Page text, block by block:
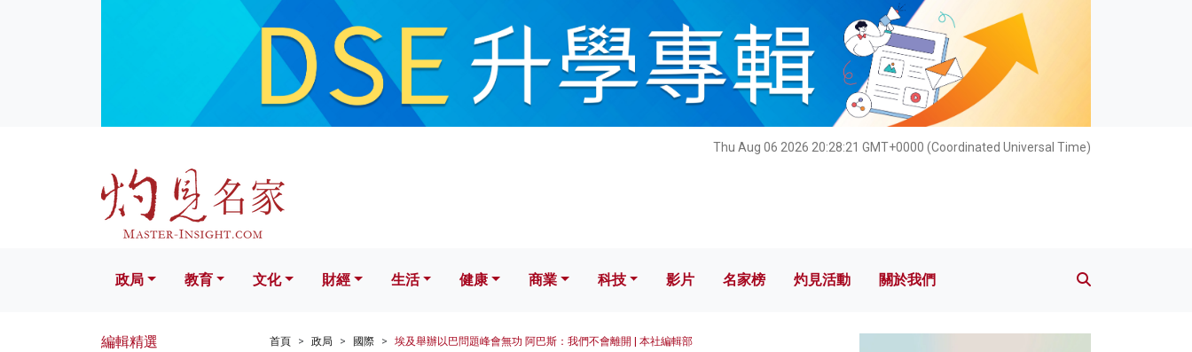
Thu Aug 06 2026 20:28:22 GMT+0000 (Coordinated Universal Time)
文化 財經 生活 健康 科技 影片 名家榜 灼見活動 關於我們
政局 教育 文化 財經 生活 健康 商業 科技 影片 名家榜 灼見活動 關於我們
首頁 政局 國際 埃及舉辦以巴問題峰會無功 阿巴斯：我們不會離開 | 本社編輯部
編輯精選